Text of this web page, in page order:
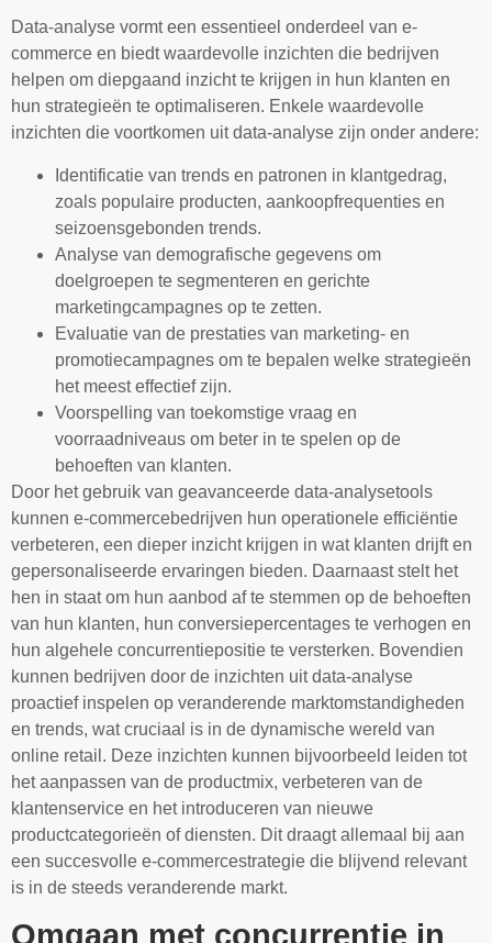
Data-analyse vormt een essentieel onderdeel van e-
commerce en biedt waardevolle inzichten die bedrijven
helpen om diepgaand inzicht te krijgen in hun klanten en
hun strategieën te optimaliseren. Enkele waardevolle
inzichten die voortkomen uit data-analyse zijn onder andere:
Identificatie van trends en patronen in klantgedrag,
zoals populaire producten, aankoopfrequenties en
seizoensgebonden trends.
Analyse van demografische gegevens om
doelgroepen te segmenteren en gerichte
marketingcampagnes op te zetten.
Evaluatie van de prestaties van marketing- en
promotiecampagnes om te bepalen welke strategieën
het meest effectief zijn.
Voorspelling van toekomstige vraag en
voorraadniveaus om beter in te spelen op de
behoeften van klanten.
Door het gebruik van geavanceerde data-analysetools
kunnen e-commercebedrijven hun operationele efficiëntie
verbeteren, een dieper inzicht krijgen in wat klanten drijft en
gepersonaliseerde ervaringen bieden. Daarnaast stelt het
hen in staat om hun aanbod af te stemmen op de behoeften
van hun klanten, hun conversiepercentages te verhogen en
hun algehele concurrentiepositie te versterken. Bovendien
kunnen bedrijven door de inzichten uit data-analyse
proactief inspelen op veranderende marktomstandigheden
en trends, wat cruciaal is in de dynamische wereld van
online retail. Deze inzichten kunnen bijvoorbeeld leiden tot
het aanpassen van de productmix, verbeteren van de
klantenservice en het introduceren van nieuwe
productcategorieën of diensten. Dit draagt allemaal bij aan
een succesvolle e-commercestrategie die blijvend relevant
is in de steeds veranderende markt.
Omgaan met concurrentie in